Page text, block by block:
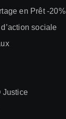
en Prêt -20%
sociale
Justice